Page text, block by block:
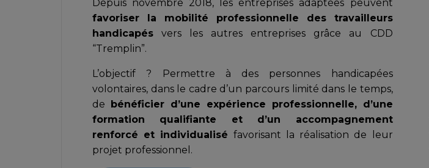
Depuis novembre 2018, les entreprises adaptées peuvent
favoriser la mobilité professionnelle des travailleurs
handicapés vers les autres entreprises grâce au CDD
“Tremplin”.
L’objectif ? Permettre à des personnes handicapées
volontaires, dans le cadre d’un parcours limité dans le temps,
de bénéficier d’une expérience professionnelle, d’une
formation qualifiante et d’un accompagnement
renforcé et individualisé favorisant la réalisation de leur
projet professionnel.